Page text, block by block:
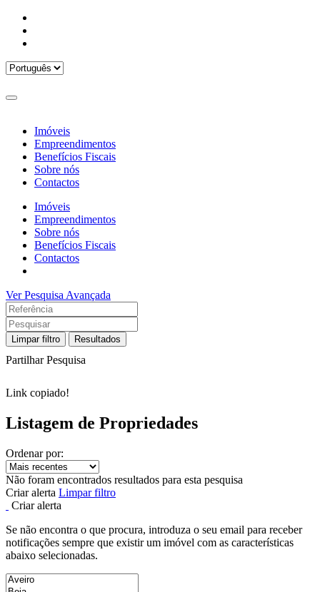
Imóveis
Empreendimentos
Benefícios Fiscais
Sobre nós
Contactos
Imóveis
Empreendimentos
Sobre nós
Benefícios Fiscais
Contactos
Ver Pesquisa Avançada
Limpar filtro Resultados
Partilhar Pesquisa
Link copiado!
Listagem de Propriedades
Ordenar por:
Não foram encontrados resultados para esta pesquisa
Criar alerta Limpar filtro
Criar alerta
Se não encontra o que procura, introduza o seu email para receber
notificações sempre que existir um imóvel com as características
abaixo selecionadas.